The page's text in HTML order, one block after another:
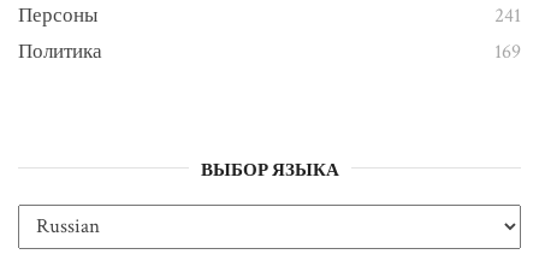
Персоны
241
Политика
169
ВЫБОР ЯЗЫКА